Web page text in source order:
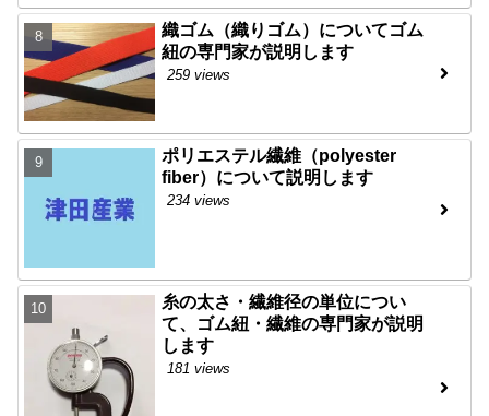
織ゴム（織りゴム）についてゴム
紐の専門家が説明します
259 views
ポリエステル繊維（polyester
fiber）について説明します
234 views
糸の太さ・繊維径の単位につい
て、ゴム紐・繊維の専門家が説明
します
181 views